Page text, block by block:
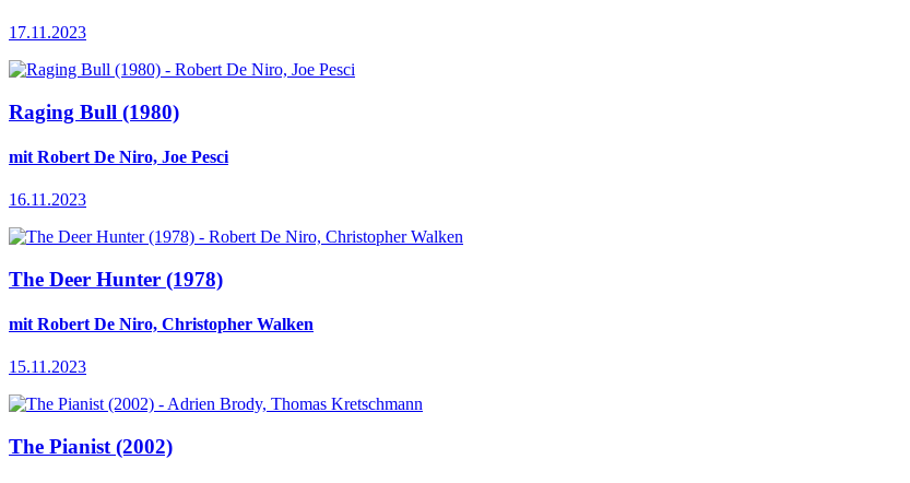
17.11.2023
Raging Bull (1980)
mit Robert De Niro, Joe Pesci
16.11.2023
The Deer Hunter (1978)
mit Robert De Niro, Christopher Walken
15.11.2023
The Pianist (2002)